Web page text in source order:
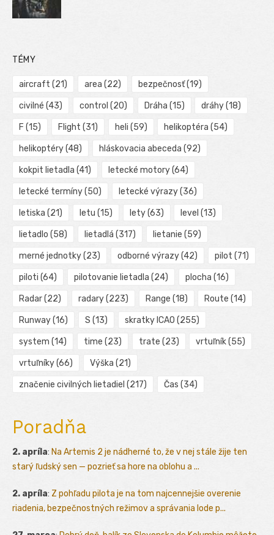
TÉMY
aircraft (21) area (22) bezpečnosť(19)
civilné (43) control (20) Dráha (15) dráhy(18)
F (15) Flight (31) heli (59) helikoptéra (54)
helikoptéry(48) hláskovacia abeceda (92)
kokpit lietadla (41) letecké motory(64)
letecké termíny(50) letecké výrazy(36)
letiska (21) letu (15) lety(63) level (13)
lietadlo (58) lietadlá (317) lietanie (59)
merné jednotky(23) odborné výrazy(42) pilot (71)
piloti (64) pilotovanie lietadla (24) plocha (16)
Radar(22) radary(223) Range (18) Route (14)
Runway(16) S (13) skratky ICAO (255)
system (14) time (23) trate (23) vrtuľník(55)
vrtuľníky(66) Výška (21)
značenie civilných lietadiel (217) Čas (34)
Poradňa
2. apríla: Na Artemis 2 je nádherné to, že v nej stále žije ten
starý ľudský sen — pozrieť sa hore na oblohu a ...
2. apríla: Z pohľadu pilota je na tom najcennejšie overenie
riadenia, bezpečnostných režimov a správania lode p...